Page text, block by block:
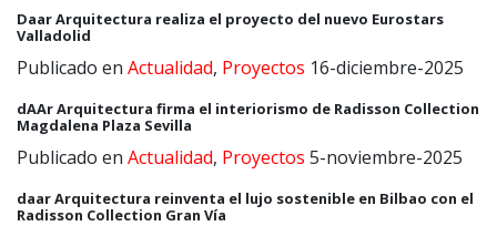
Daar Arquitectura realiza el proyecto del nuevo Eurostars
Valladolid
Publicado en Actualidad, Proyectos 16-diciembre-2025
dAAr Arquitectura firma el interiorismo de Radisson Collection
Magdalena Plaza Sevilla
Publicado en Actualidad, Proyectos 5-noviembre-2025
daar Arquitectura reinventa el lujo sostenible en Bilbao con el
Radisson Collection Gran Vía